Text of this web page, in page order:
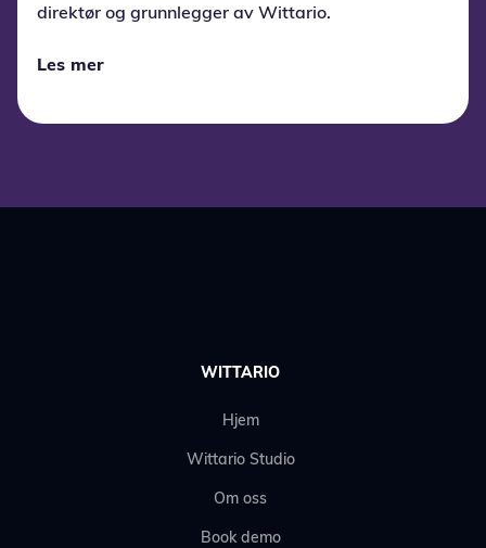
direktør og grunnlegger av Wittario.
Les mer
WITTARIO
Hjem
Wittario Studio
Om oss
Book demo